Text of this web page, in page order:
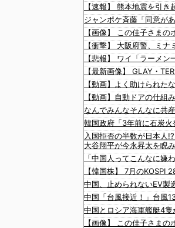
【動画】自動ドアの仕組
なんでみんなそんなに共
大谷翔平が今永昇太を睨
「中国人ってこんなに嫌
【韓国株】 7月のKOSPI
中国、止められないEV製
中国「台風接近！」台風
中国とロシア海軍艦艇4
【画像】 この佳子さま